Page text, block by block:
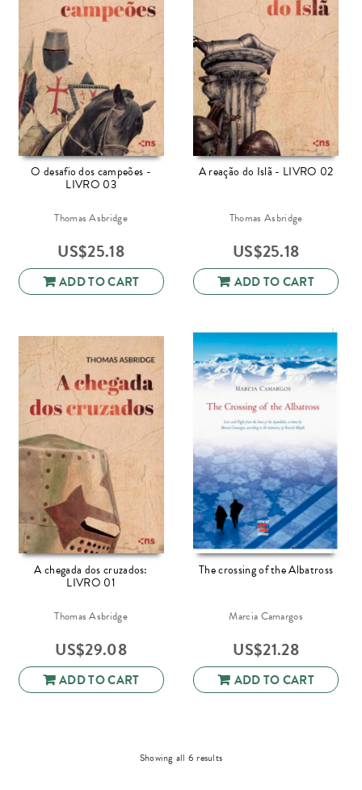
O desafio dos campeões -
LIVRO 03
Thomas Asbridge
US$25.18
ADD TO CART
A reação do Islã - LIVRO 02
Thomas Asbridge
US$25.18
ADD TO CART
A chegada dos cruzados:
LIVRO 01
Thomas Asbridge
US$29.08
ADD TO CART
The crossing of the Albatross
Marcia Camargos
US$21.28
ADD TO CART
Showing all 6 resultsSorted